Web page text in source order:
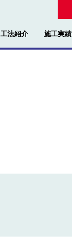
工法紹介 施工実績